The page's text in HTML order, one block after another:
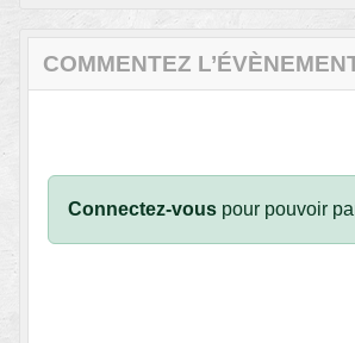
COMMENTEZ
Connectez-vous pour pouvoir